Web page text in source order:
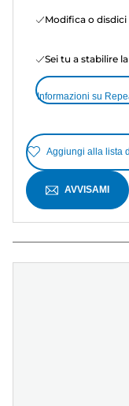
Modifica o
Sei tu a stabilire
Informazioni su
Aggiungi alla lista
AVVISAMI